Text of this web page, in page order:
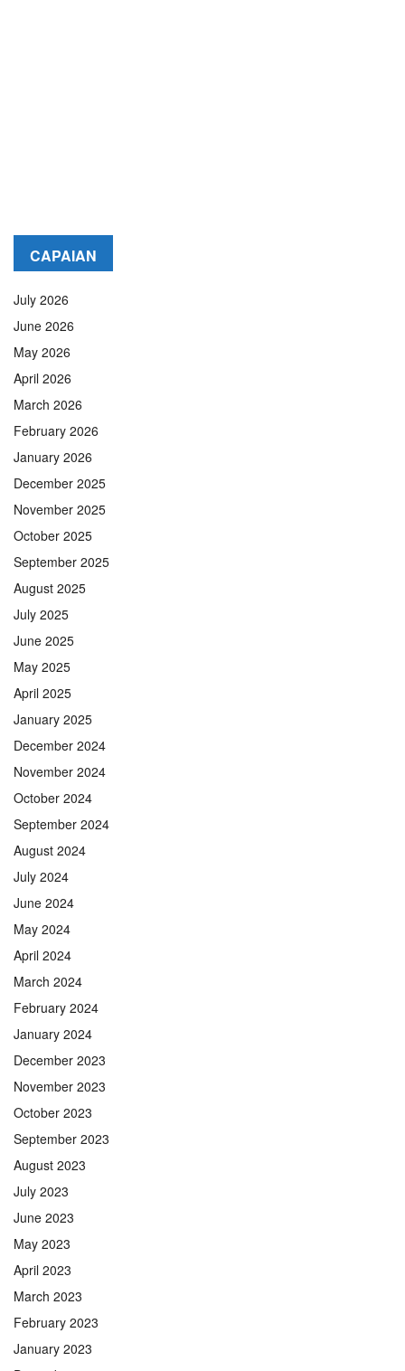
CAPAIAN
July 2026
June 2026
May 2026
April 2026
March 2026
February 2026
January 2026
December 2025
November 2025
October 2025
September 2025
August 2025
July 2025
June 2025
May 2025
April 2025
January 2025
December 2024
November 2024
October 2024
September 2024
August 2024
July 2024
June 2024
May 2024
April 2024
March 2024
February 2024
January 2024
December 2023
November 2023
October 2023
September 2023
August 2023
July 2023
June 2023
May 2023
April 2023
March 2023
February 2023
January 2023